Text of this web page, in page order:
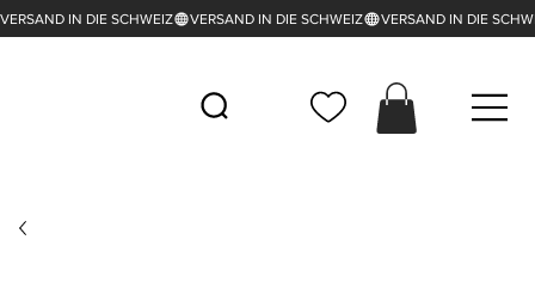
VERSAND IN DIE SCHWEIZ